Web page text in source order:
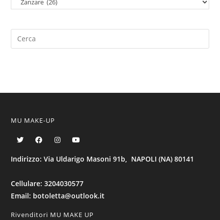
MU MAKE-UP
Indirizzo: Via Uldarigo Masoni 91b, NAPOLI (NA) 80141
Cellulare: 3204030577
Email: botoletta@outlook.it
Rivenditori MU MAKE UP